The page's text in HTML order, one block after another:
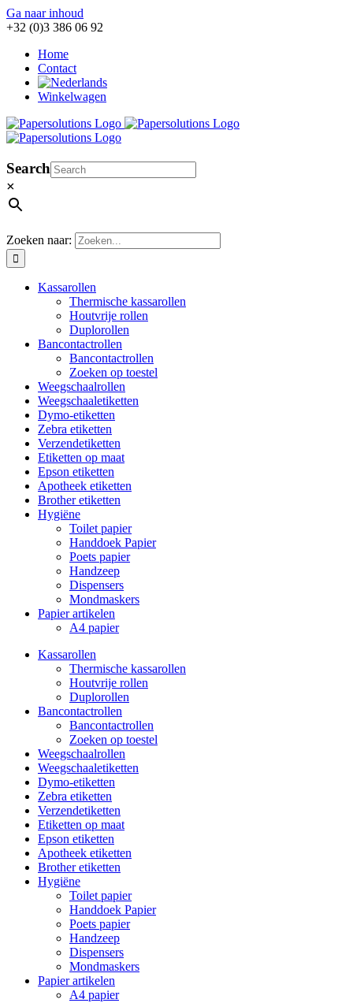
Ga naar inhoud
+32 (0)3 386 06 92
Home
Contact
Winkelwagen
Search
×
Zoeken naar:
Kassarollen
Thermische kassarollen
Houtvrije rollen
Duplorollen
Bancontactrollen
Bancontactrollen
Zoeken op toestel
Weegschaalrollen
Weegschaaletiketten
Dymo-etiketten
Zebra etiketten
Verzendetiketten
Etiketten op maat
Epson etiketten
Apotheek etiketten
Brother etiketten
Hygiëne
Toilet papier
Handdoek Papier
Poets papier
Handzeep
Dispensers
Mondmaskers
Papier artikelen
A4 papier
Kassarollen
Thermische kassarollen
Houtvrije rollen
Duplorollen
Bancontactrollen
Bancontactrollen
Zoeken op toestel
Weegschaalrollen
Weegschaaletiketten
Dymo-etiketten
Zebra etiketten
Verzendetiketten
Etiketten op maat
Epson etiketten
Apotheek etiketten
Brother etiketten
Hygiëne
Toilet papier
Handdoek Papier
Poets papier
Handzeep
Dispensers
Mondmaskers
Papier artikelen
A4 papier